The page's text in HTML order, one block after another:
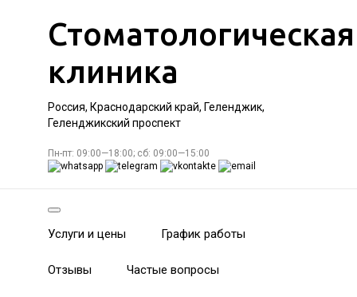
Стоматологическая
клиника
Россия, Краснодарский край, Геленджик,
Геленджикский проспект
Пн-пт: 09:00—18:00; сб: 09:00—15:00
Услуги и цены График работы
Отзывы Частые вопросы